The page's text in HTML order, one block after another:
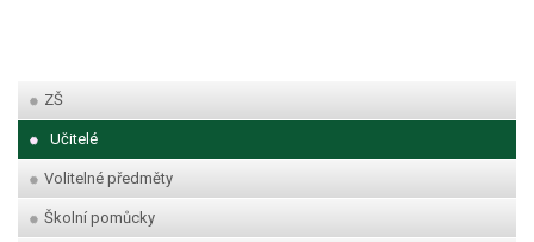
ZŠ
Učitelé
Volitelné předměty
Školní pomůcky